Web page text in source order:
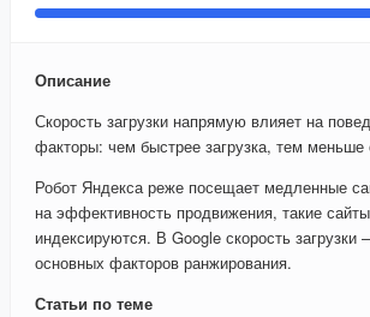
Описание
Скорость загрузки напрямую влияет на
факторы: чем быстрее загрузка, тем меньше
Робот Яндекса реже посещает медленные
на эффективность продвижения, такие
индексируются. В Google скорость загрузки
основных факторов ранжирования.
Статьи по теме